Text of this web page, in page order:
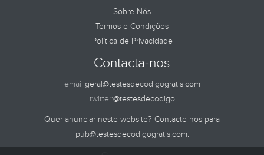
Sobre Nós
Termos e Condições
Política de Privacidade
Contacta-nos
email:geral@testesdecodigogratis.com
twitter:@testesdecodigo
Quer anunciar neste website? Contacte-nos para
pub@testesdecodigogratis.com.